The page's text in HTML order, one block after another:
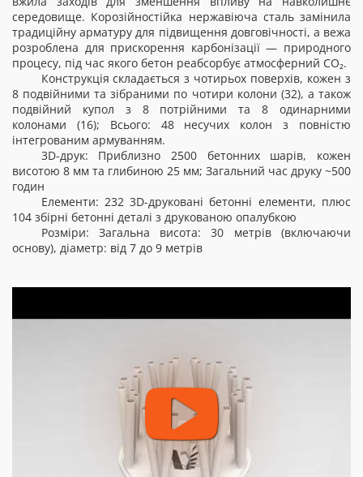
середовище. Корозійностійка нержавіюча сталь замінила
традиційну арматуру для підвищення довговічності, а вежа
розроблена для прискорення карбонізації — природного
процесу, під час якого бетон реабсорбує атмосферний CO₂.
Конструкція складається з чотирьох поверхів, кожен з
8 подвійними та зібраними по чотири колони (32), а також
подвійний купол з 8 потрійними та 8 одинарними
колонами (16); Всього: 48 несучих колон з повністю
інтегрованим армуванням.
3D-друк: Приблизно 2500 бетонних шарів, кожен
висотою 8 мм та глибиною 25 мм; Загальний час друку ~500
годин
Елементи: 232 3D-друковані бетонні елементи, плюс
104 збірні бетонні деталі з друкованою опалубкою
Розміри: Загальна висота: 30 метрів (включаючи
основу), діаметр: від 7 до 9 метрів